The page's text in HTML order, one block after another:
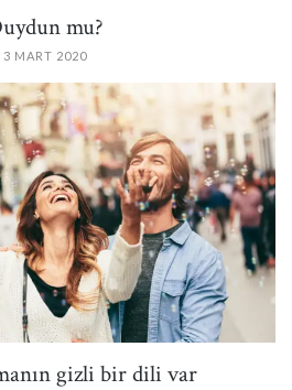
mu?
3 MART 2020
gizli bir dili var